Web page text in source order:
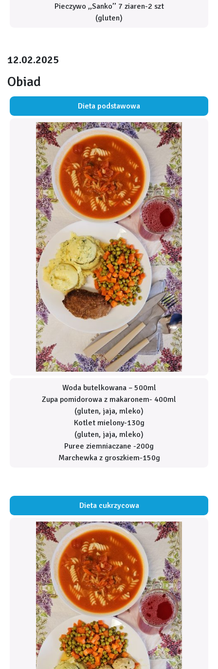
Pieczywo ,,Sanko’’ 7 ziaren-2 szt
(gluten)
12.02.2025
Obiad
Dieta podstawowa
Woda butelkowana – 500ml
Zupa pomidorowa z makaronem- 400ml
(gluten, jaja, mleko)
Kotlet mielony-130g
(gluten, jaja, mleko)
Puree ziemniaczane -200g
Marchewka z groszkiem-150g
Dieta cukrzycowa